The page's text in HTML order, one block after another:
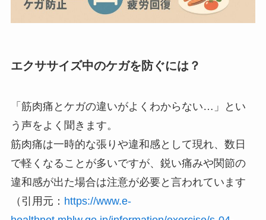
エクササイズ中のケガを防ぐには？
「筋肉痛とケガの違いがよくわからない…」とい
う声をよく聞きます。
筋肉痛は一時的な張りや違和感として現れ、数日
で軽くなることが多いですが、鋭い痛みや関節の
違和感が出た場合は注意が必要と言われています
（引用元： https://www.e-